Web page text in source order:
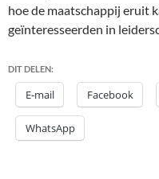
hoe de maatschappij eruit
geïnteresseerden in
DIT DELEN:
E-mail Facebook
WhatsApp